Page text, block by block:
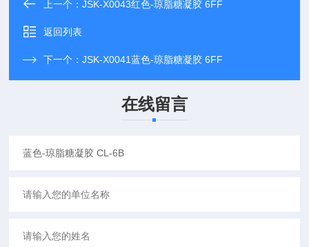
上一个：JSK-X0043红色-琼脂糖凝胶 6FF
返回列表
下一个：JSK-X0041蓝色-琼脂糖凝胶 6FF
在线留言